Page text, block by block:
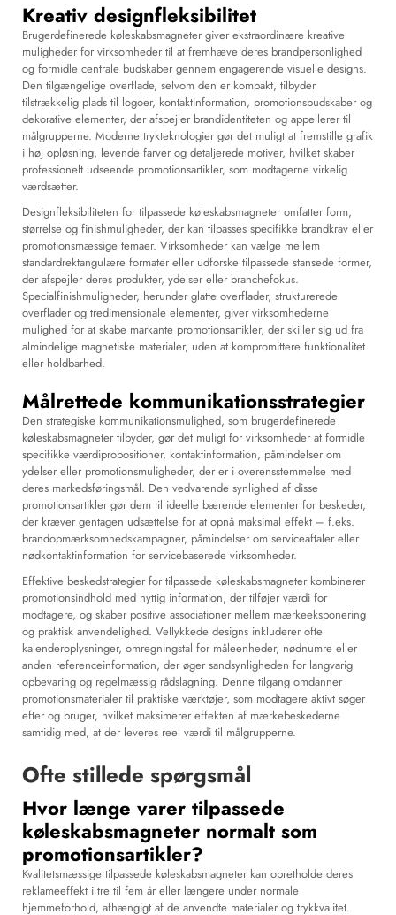
Kreativ designfleksibilitet
Brugerdefinerede køleskabsmagneter giver ekstraordinære kreative
muligheder for virksomheder til at fremhæve deres brandpersonlighed
og formidle centrale budskaber gennem engagerende visuelle designs.
Den tilgængelige overflade, selvom den er kompakt, tilbyder
tilstrækkelig plads til logoer, kontaktinformation, promotionsbudskaber og
dekorative elementer, der afspejler brandidentiteten og appellerer til
målgrupperne. Moderne trykteknologier gør det muligt at fremstille grafik
i høj opløsning, levende farver og detaljerede motiver, hvilket skaber
professionelt udseende promotionsartikler, som modtagerne virkelig
værdsætter.
Designfleksibiliteten for tilpassede køleskabsmagneter omfatter form,
størrelse og finishmuligheder, der kan tilpasses specifikke brandkrav eller
promotionsmæssige temaer. Virksomheder kan vælge mellem
standardrektangulære formater eller udforske tilpassede stansede former,
der afspejler deres produkter, ydelser eller branchefokus.
Specialfinishmuligheder, herunder glatte overflader, strukturerede
overflader og tredimensionale elementer, giver virksomhederne
mulighed for at skabe markante promotionsartikler, der skiller sig ud fra
almindelige magnetiske materialer, uden at kompromittere funktionalitet
eller holdbarhed.
Målrettede kommunikationsstrategier
Den strategiske kommunikationsmulighed, som brugerdefinerede
køleskabsmagneter tilbyder, gør det muligt for virksomheder at formidle
specifikke værdipropositioner, kontaktinformation, påmindelser om
ydelser eller promotionsmuligheder, der er i overensstemmelse med
deres markedsføringsmål. Den vedvarende synlighed af disse
promotionsartikler gør dem til ideelle bærende elementer for beskeder,
der kræver gentagen udsættelse for at opnå maksimal effekt – f.eks.
brandopmærksomhedskampagner, påmindelser om serviceaftaler eller
nødkontaktinformation for servicebaserede virksomheder.
Effektive beskedstrategier for tilpassede køleskabsmagneter kombinerer
promotionsindhold med nyttig information, der tilføjer værdi for
modtagere, og skaber positive associationer mellem mærkeeksponering
og praktisk anvendelighed. Vellykkede designs inkluderer ofte
kalenderoplysninger, omregningstal for måleenheder, nødnumre eller
anden referenceinformation, der øger sandsynligheden for langvarig
opbevaring og regelmæssig rådslagning. Denne tilgang omdanner
promotionsmaterialer til praktiske værktøjer, som modtagere aktivt søger
efter og bruger, hvilket maksimerer effekten af mærkebeskederne
samtidig med, at der leveres reel værdi til målgrupperne.
Ofte stillede spørgsmål
Hvor længe varer tilpassede
køleskabsmagneter normalt som
promotionsartikler?
Kvalitetsmæssige tilpassede køleskabsmagneter kan opretholde deres
reklameeffekt i tre til fem år eller længere under normale
hjemmeforhold, afhængigt af de anvendte materialer og trykkvalitet.